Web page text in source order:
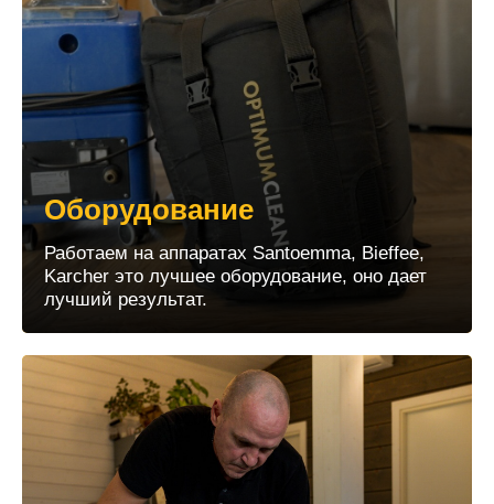
Оборудование
Работаем на аппаратах Santoemma, Bieffee,
Karcher это лучшее оборудование, оно дает
лучший результат.